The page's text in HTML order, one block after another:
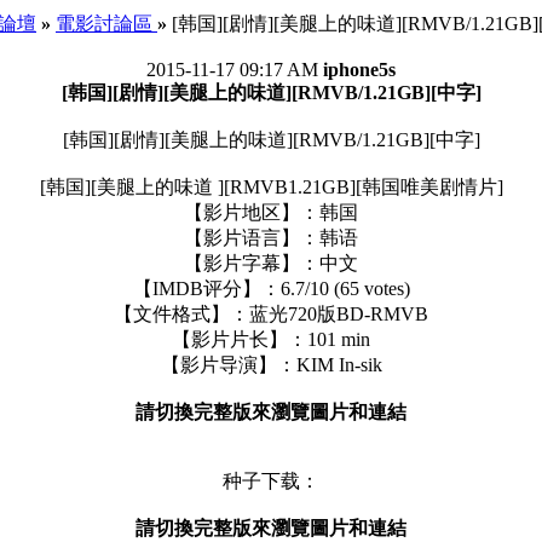
壇 » 電影討論區 » [韩国][剧情][美腿上的味道][RMVB/
2015-11-17 09:17 AM iphone5s
[韩国][剧情][美腿上的味道][RMVB/1.21GB][中字]
[韩国][剧情][美腿上的味道][RMVB/1.21GB][中字]
[韩国][美腿上的味道 ][RMVB1.21GB][韩国唯美剧情片]
【影片地区】：韩国
【影片语言】：韩语
【影片字幕】：中文
【IMDB评分】：6.7/10 (65 votes)
【文件格式】：蓝光720版BD-RMVB
【影片片长】：101 min
【影片导演】：KIM In-sik
請切換完整版來瀏覽圖片和連結
种子下载：
請切換完整版來瀏覽圖片和連結